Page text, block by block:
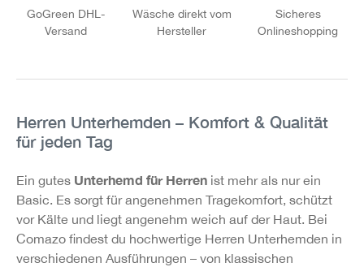
GoGreen DHL-
Versand
Wäsche direkt vom
Hersteller
Sicheres
Onlineshopping
Herren Unterhemden – Komfort & Qualität
für jeden Tag
Ein gutes Unterhemd für Herren ist mehr als nur ein
Basic. Es sorgt für angenehmen Tragekomfort, schützt
vor Kälte und liegt angenehm weich auf der Haut. Bei
Comazo findest du hochwertige Herren Unterhemden in
verschiedenen Ausführungen – von klassischen